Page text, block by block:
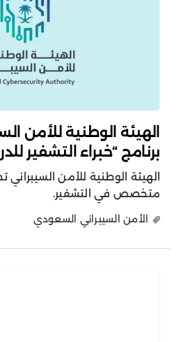
الهيئة الوطنية للأمن
برنامج “خبراء التشفير
الهيئة الوطنية للأمن السيبراني
متخصص في التشفير.
الأمن السيبراني السعودي